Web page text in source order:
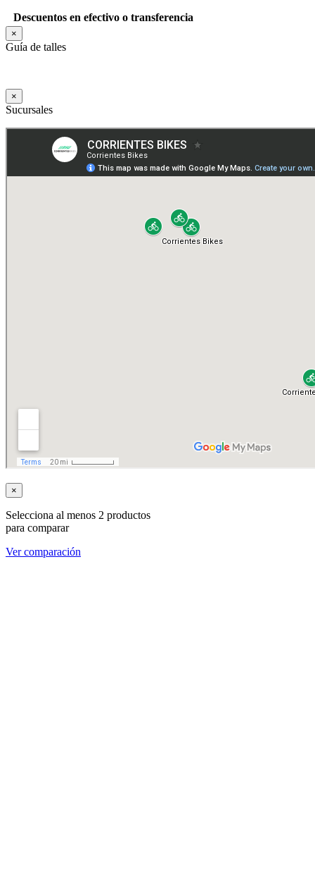
Descuentos en efectivo o transferencia
×
Guía de talles
×
Sucursales
×
Selecciona al menos 2 productos
para comparar
Ver comparación